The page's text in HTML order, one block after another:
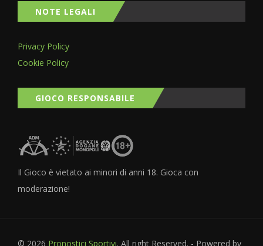
NOTE LEGALI
Privacy Policy
Cookie Policy
GIOCO RESPONSABILE
Il Gioco è vietato ai minori di anni 18. Gioca con
moderazione!
© 2026 Pronostici Sportivi. All right Reserved. - Powered by